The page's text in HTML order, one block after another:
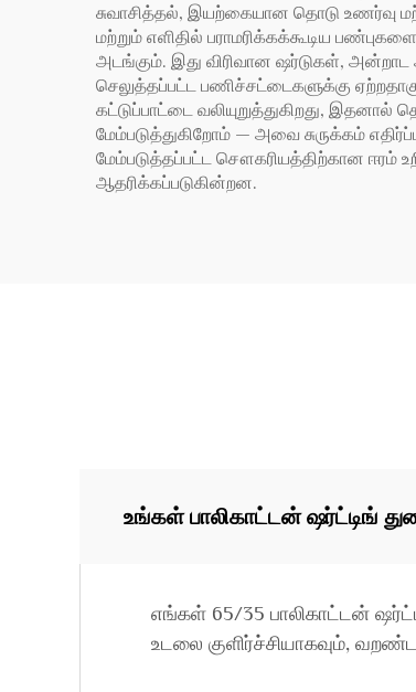
சுவாசித்தல், இயற்கையான தொடு உணர்வு
மற்றும் எளிதில் பராமரிக்கக்கூடிய
அடங்கும். இது விரிவான ஷர்டுகள்,
செலுத்தப்பட்ட பணிச்சட்டைகளுக்கு
கட்டுப்பாட்டை வலியுறுத்துகிறது, இதனால்
மேம்படுத்துகிறோம் — அவை சுருக்கம்
மேம்படுத்தப்பட்ட சௌகரியத்திற்கான ஈரம்
ஆதரிக்கப்படுகின்றன.
உங்கள் பாலிகாட்டன் ஷர்ட்டிங்
எங்கள் 65/35 பாலிகாட்டன்
உடலை குளிர்ச்சியாகவும்,